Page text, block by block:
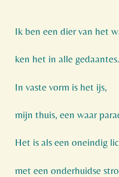
Ik ben een dier van het
ken het in alle gedaantes.
In vaste vorm is het ijs,
mijn thuis, een waar
Het is als een oneindig
met een onderhuidse